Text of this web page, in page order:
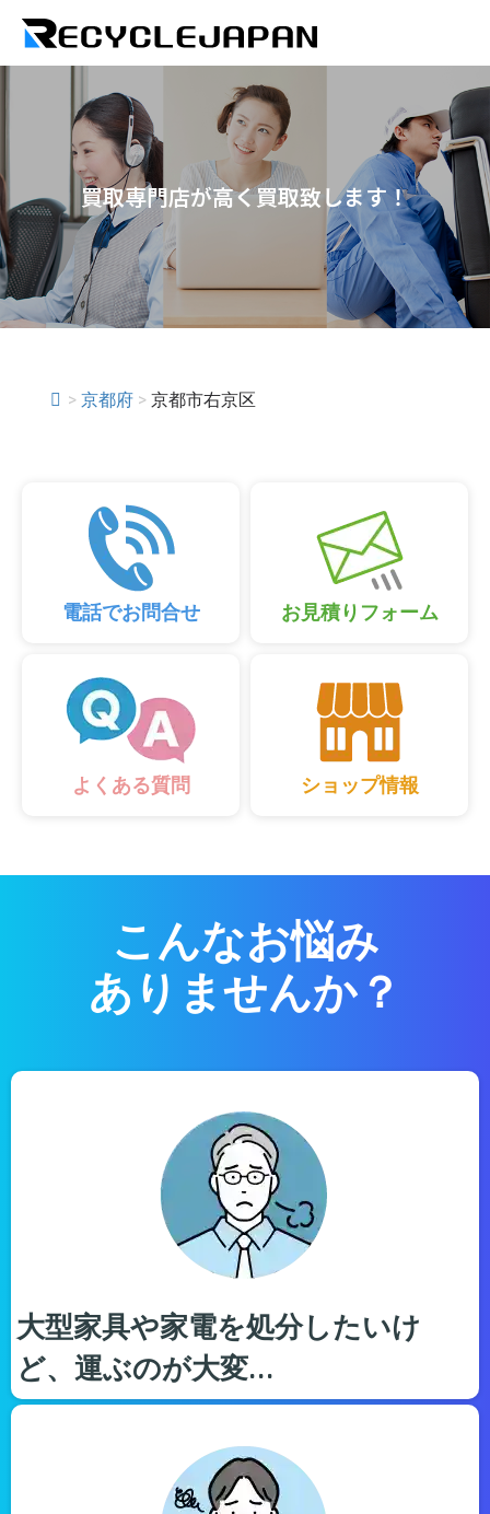
買取専門店が高く買取致します！
> 京都府 > 京都市右京区
電話でお問合せ お見積りフォーム
よくある質問 ショップ情報
こんなお悩み
ありませんか？
大型家具や家電を処分したいけ
ど、運ぶのが大変…